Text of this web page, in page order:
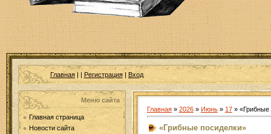
Главная| | Регистрация| Вход
Меню сайта
Главная страница
Новости сайта
Главная» 2026 » Июнь » 17» «Грибные
«Грибные посиделки»